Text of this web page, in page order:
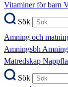
Vitaminer för barn
Sök
Amning och
Amningsbh
Matredskap
Sök